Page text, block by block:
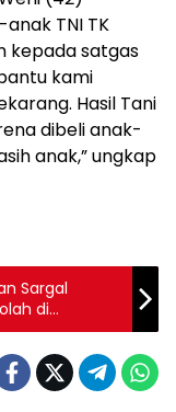
TNI TK
kepada satgas
kami
Hasil Tani
dibeli anak-
anak,” ungkap
Sargal
di